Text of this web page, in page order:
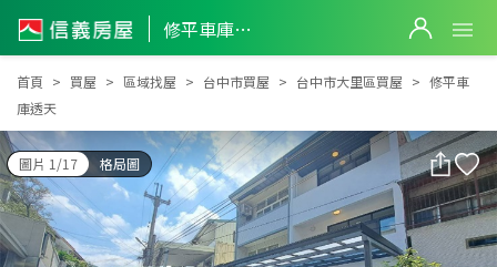
修平車庫透天
修平車庫透天
首頁 買屋 區域找屋 台中市買屋 台中市大里區買屋
修平車
庫透天
圖片 1/17 格局圖